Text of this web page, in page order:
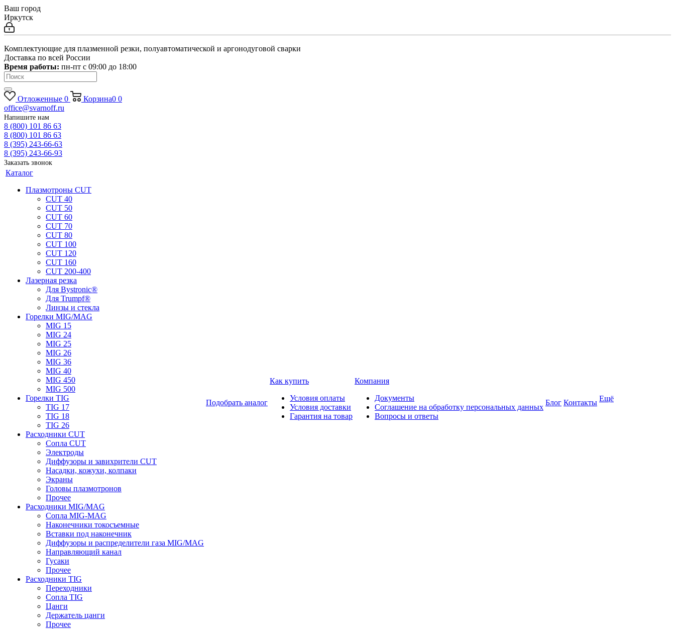
Ваш город
Иркутск
Комплектующие для плазменной резки, полуавтоматической и аргонодуговой сварки
Доставка по всей России
Время работы: пн-пт c 09:00 до 18:00
Отложенные 0 Корзина0 0
office@svarnoff.ru
Напишите нам
8 (800) 101 86 63
8 (800) 101 86 63
8 (395) 243-66-63
8 (395) 243-66-93
Заказать звонок
Каталог
Плазмотроны CUT
CUT 40
CUT 50
CUT 60
CUT 70
CUT 80
CUT 100
CUT 120
CUT 160
CUT 200-400
Лазерная резка
Для Bystronic®
Для Trumpf®
Линзы и стекла
Горелки MIG/MAG
MIG 15
MIG 24
MIG 25
MIG 26
MIG 36
MIG 40
MIG 450
MIG 500
Горелки TIG
TIG 17
TIG 18
TIG 26
Расходники CUT
Сопла CUT
Электроды
Диффузоры и завихрители CUT
Насадки, кожухи, колпаки
Экраны
Головы плазмотронов
Прочее
Расходники MIG/MAG
Сопла MIG-MAG
Наконечники токосъемные
Вставки под наконечник
Диффузоры и распределители газа MIG/MAG
Направляющий канал
Гусаки
Прочее
Расходники TIG
Переходники
Сопла TIG
Цанги
Держатель цанги
Прочее
Подобрать аналог
Как купить
Условия оплаты
Условия доставки
Гарантия на товар
Компания
Документы
Соглашение на обработку персональных данных
Вопросы и ответы
Блог Контакты Ещё